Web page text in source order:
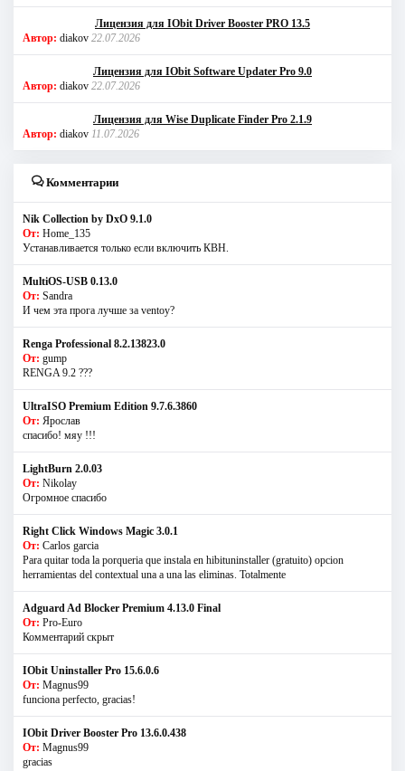
Лицензия для IObit Driver Booster PRO 13.5
Автор: diakov 22.07.2026
Лицензия для IObit Software Updater Pro 9.0
Автор: diakov 22.07.2026
Лицензия для Wise Duplicate Finder Pro 2.1.9
Автор: diakov 11.07.2026
Комментарии
Nik Collection by DxO 9.1.0
От: Home_135
Устанавливается только если включить КВН.
MultiOS-USB 0.13.0
От: Sandra
И чем эта прога лучше за ventoy?
Renga Professional 8.2.13823.0
От: gump
RENGA 9.2 ???
UltraISO Premium Edition 9.7.6.3860
От: Ярослав
спасибо! мяу !!!
LightBurn 2.0.03
От: Nikolay
Огромное спасибо
Right Click Windows Magic 3.0.1
От: Carlos garcia
Para quitar toda la porqueria que instala en hibituninstaller (gratuito) opcion
herramientas del contextual una a una las eliminas. Totalmente
Adguard Ad Blocker Premium 4.13.0 Final
От: Pro-Euro
Комментарий скрыт
IObit Uninstaller Pro 15.6.0.6
От: Magnus99
funciona perfecto, gracias!
IObit Driver Booster Pro 13.6.0.438
От: Magnus99
gracias